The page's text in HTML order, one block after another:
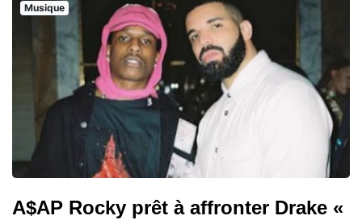
Musique
A$AP Rocky prêt à affronter Drake «